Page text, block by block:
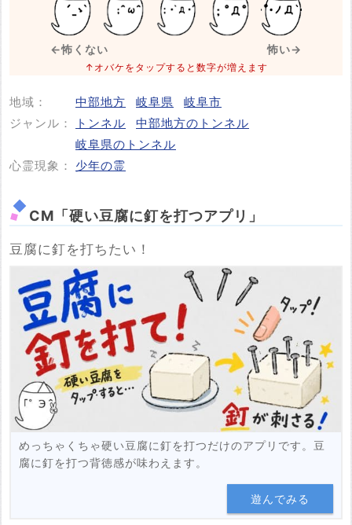
※事件・事故が起きた日付
←怖くない 怖い→
↑オバケをタップすると数字が増えます
地域： 中部地方 岐阜県
岐阜市
ジャンル：
トンネル
中部地方のトンネル
岐阜県のトンネル
心霊現象：
少年の霊
CM「硬い豆腐に釘を打つアプリ」
豆腐に釘を打ちたい！
めっちゃくちゃ硬い豆腐に釘を打つだけのアプリです。豆
腐に釘を打つ背徳感が味わえます。
遊んでみる